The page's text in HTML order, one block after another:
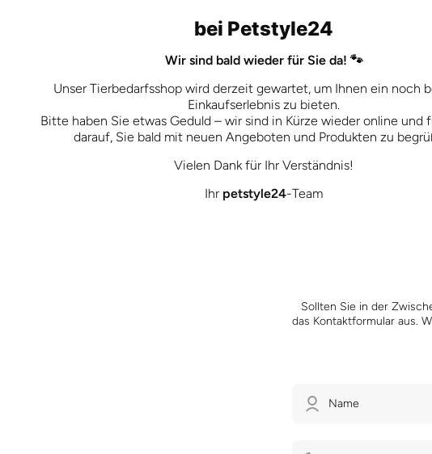
bei Petstyle24
Wir sind bald wieder für Sie da! 🐾
Unser Tierbedarfsshop wird derzeit gewartet, um Ihnen ein noch
Einkaufserlebnis zu bieten.
Bitte haben Sie etwas Geduld – wir sind in Kürze wieder online und
darauf, Sie bald mit neuen Angeboten und Produkten zu
Vielen Dank für Ihr Verständnis!
Ihr petstyle24-Team
Sollten Sie in der
das Kontaktformular aus.
Name